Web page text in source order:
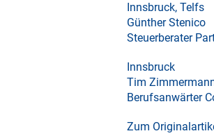
Innsbruck, Telfs
Günther Stenico
Steuerberater
Innsbruck
Tim
Berufsanwärter
Zum